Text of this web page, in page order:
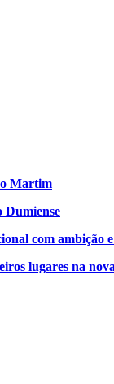
Martim
Dumiense
com ambição
lugares na